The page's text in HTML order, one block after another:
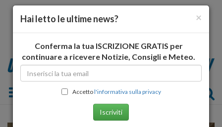
Toggle navigation
×
Hai letto le ultime news?
Conferma la tua ISCRIZIONE GRATIS per
continuare a ricevere Notizie, Consigli e Meteo.
Accettol'informativa sulla privacy
Iscriviti